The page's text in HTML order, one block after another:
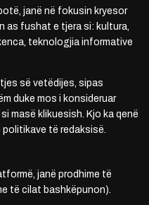
janë në fokusin kryesor
as fushat e tjera si: kultura,
teknologjia informative
së vetëdijes, sipas
duke mos i konsideruar
masë klikuesish. Kjo ka qenë
politikave të redaksisë.
janë prodhime të
të cilat bashkëpunon).